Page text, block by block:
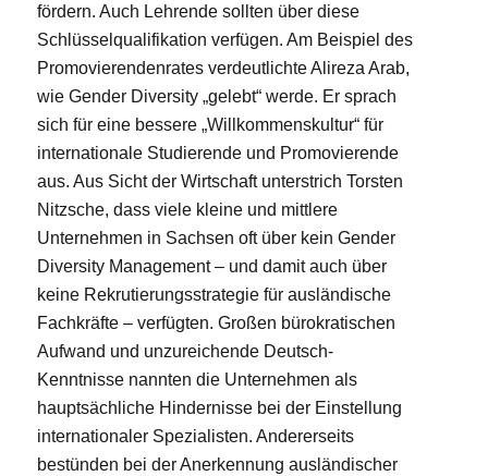
fördern. Auch Lehrende sollten über diese
Schlüsselqualifikation verfügen. Am Beispiel des
Promovierendenrates verdeutlichte Alireza Arab,
wie Gender Diversity „gelebt“ werde. Er sprach
sich für eine bessere „Willkommenskultur“ für
internationale Studierende und Promovierende
aus. Aus Sicht der Wirtschaft unterstrich Torsten
Nitzsche, dass viele kleine und mittlere
Unternehmen in Sachsen oft über kein Gender
Diversity Management – und damit auch über
keine Rekrutierungsstrategie für ausländische
Fachkräfte – verfügten. Großen bürokratischen
Aufwand und unzureichende Deutsch-
Kenntnisse nannten die Unternehmen als
hauptsächliche Hindernisse bei der Einstellung
internationaler Spezialisten. Andererseits
bestünden bei der Anerkennung ausländischer